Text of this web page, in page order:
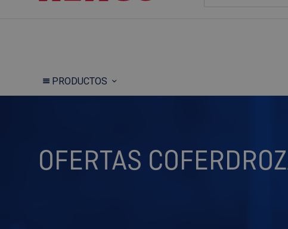
PRODUCTOS
OFERTAS